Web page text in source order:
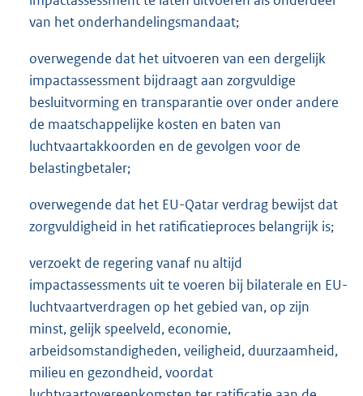
van het onderhandelingsmandaat;
overwegende dat het uitvoeren van een dergelijk
impactassessment bijdraagt aan zorgvuldige
besluitvorming en transparantie over onder andere
de maatschappelijke kosten en baten van
luchtvaartakkoorden en de gevolgen voor de
belastingbetaler;
overwegende dat het EU-Qatar verdrag bewijst dat
zorgvuldigheid in het ratificatieproces belangrijk is;
verzoekt de regering vanaf nu altijd
impactassessments uit te voeren bij bilaterale en EU-
luchtvaartverdragen op het gebied van, op zijn
minst, gelijk speelveld, economie,
arbeidsomstandigheden, veiligheid, duurzaamheid,
milieu en gezondheid, voordat